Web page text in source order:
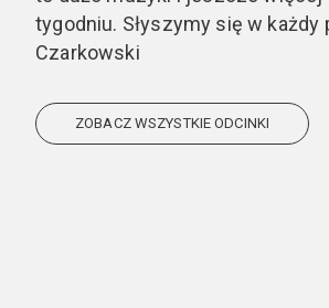
tygodniu. Słyszymy się w
Czarkowski
ZOBACZ WSZYSTKIE ODCINKI